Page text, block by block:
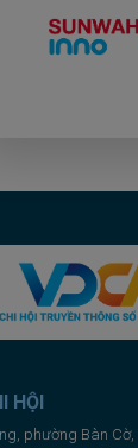
HỘI
phường Bàn